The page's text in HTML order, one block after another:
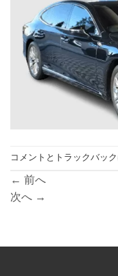
コメントとトラックバッ
← 前へ
次へ →